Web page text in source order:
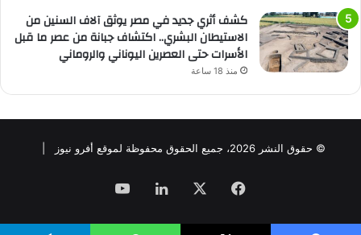
كشف أثري جديد في مصر يوثق آلاف السنين من
الاستيطان البشري.. اكتشاف جبانة من عصر ما قبل
الأسرات حتى العصرين اليوناني والروماني
منذ 18 ساعة
© حقوق النشر 2026، جميع الحقوق محفوظة لموقع أفرو نيوز |
فيسبوك لينكدإن